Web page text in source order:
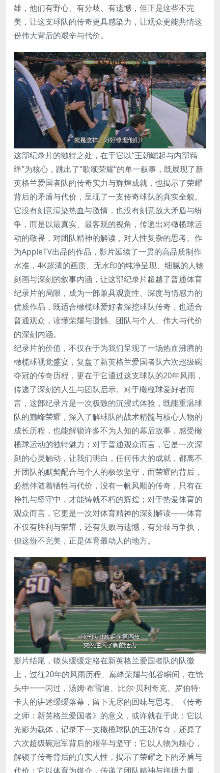
雄，他们有野心、有分歧、有遗憾，但正是这些不完
美，让这支球队的传奇更具感染力，让观众更能共情这
份伟大背后的艰辛与代价。
这部纪录片的独特之处，在于它以“王朝崛起与内部羁
绊”为核心，跳出了“歌颂荣耀”的单一叙事，既展现了新
英格兰爱国者队的传奇实力与辉煌成就，也揭示了荣耀
背后的矛盾与代价，呈现了一支传奇球队的真实全貌。
它没有刻意渲染热血与激情，也没有刻意放大矛盾与纷
争，而是以最真实、最客观的视角，传递出对橄榄球运
动的敬畏，对团队精神的解读，对人性复杂的思考。作
为AppleTV出品的作品，影片延续了一贯的高品质制作
水准，4K超清的画质、无水印的纯净呈现、细腻的人物
刻画与深刻的叙事内涵，让这部纪录片超越了普通体育
纪录片的局限，成为一部兼具观赏性、深度与情感力的
优质作品，既适合橄榄球爱好者深挖球队传奇，也适合
普通观众，读懂荣耀与遗憾、团队与个人、伟大与代价
的深刻内涵。
纪录片的价值，不仅在于为我们呈现了一场热血沸腾的
橄榄球视觉盛宴，复盘了新英格兰爱国者队六次超级碗
夺冠的传奇历程，更在于它通过这支球队的20年风雨，
传递了深刻的人生与团队启示。对于橄榄球爱好者而
言，这部纪录片是一次极致的沉浸式体验，既能重温球
队的巅峰荣耀，深入了解球队的战术精髓与核心人物的
成长历程，也能解锁许多不为人知的幕后故事，感受橄
榄球运动的独特魅力；对于普通观众而言，它是一次深
刻的心灵触动，让我们明白，任何伟大的成就，都离不
开团队的默契配合与个人的极致坚守，而荣耀的背后，
必然伴随着牺牲与代价，没有一帆风顺的传奇，只有在
挣扎与坚守中，才能铸就不朽的辉煌；对于热爱体育的
观众而言，它更是一次对体育精神的深刻解读——体育
不仅有胜利与荣耀，还有失败与遗憾，有分歧与争执，
但这份不完美，正是体育最动人的地方。
影片结尾，镜头缓缓定格在新英格兰爱国者队的队徽
上，过往20年的风雨历程、巅峰荣耀与低谷瞬间，在镜
头中一一闪过，汤姆·布雷迪、比尔·贝利奇克、罗伯特·
卡夫的讲述缓缓落幕，留下无尽的回味与思考。《传奇
之师：新英格兰爱国者》的意义，或许就在于此：它以
光影为载体，记录下一支橄榄球队的王朝传奇，还原了
六次超级碗冠军背后的艰辛与坚守；它以人物为核心，
解锁了传奇背后的真实人性，揭示了荣耀之下的矛盾与
代价；它以体育为媒介，传递了团队精神与拼搏力量，